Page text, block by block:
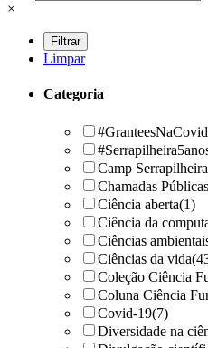
×
Limpar
Categoria
Camp Serrapilheira
Chamadas Públicas
Ciência aberta(1)
Ciência da
Ciências
Ciências da vida
Coleção Ciência
Coluna Ciência
Covid-19(7)
Diversidade na